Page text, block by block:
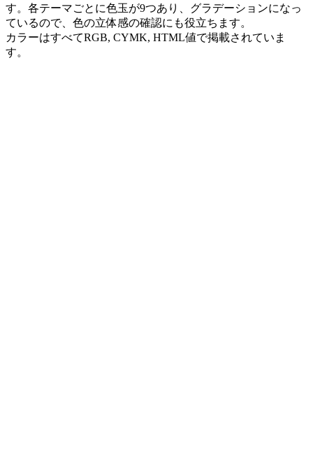
す。各テーマごとに色玉が9つあり、グラデーションになっ
ているので、色の立体感の確認にも役立ちます。
カラーはすべてRGB, CYMK, HTML値で掲載されていま
す。